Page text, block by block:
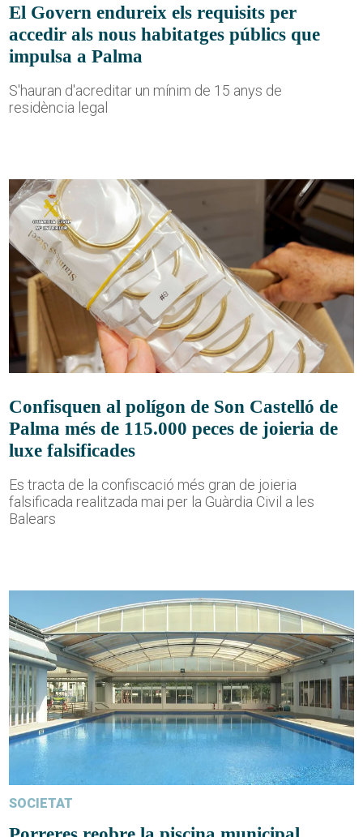
El Govern endureix els requisits per
accedir als nous habitatges públics que
impulsa a Palma
S'hauran d'acreditar un mínim de 15 anys de
residència legal
Confisquen al polígon de Son Castelló de
Palma més de 115.000 peces de joieria de
luxe falsificades
Es tracta de la confiscació més gran de joieria
falsificada realitzada mai per la Guàrdia Civil a les
Balears
SOCIETAT